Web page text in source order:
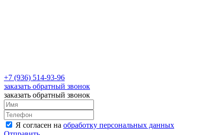
+7 (936) 514-93-96
заказать обратный звонок
заказать обратный звонок
Я согласен на обработку персональных данных